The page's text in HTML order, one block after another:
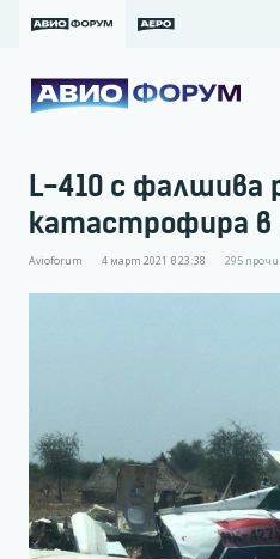
L-410 с фалшива
катастрофира
Avioforum 4 март 2021 в 23:38 295